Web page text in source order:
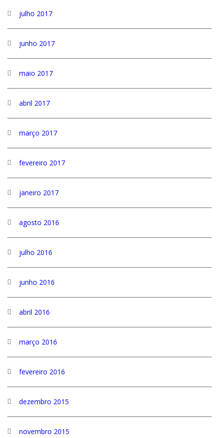
julho 2017
junho 2017
maio 2017
abril 2017
março 2017
fevereiro 2017
janeiro 2017
agosto 2016
julho 2016
junho 2016
abril 2016
março 2016
fevereiro 2016
dezembro 2015
novembro 2015